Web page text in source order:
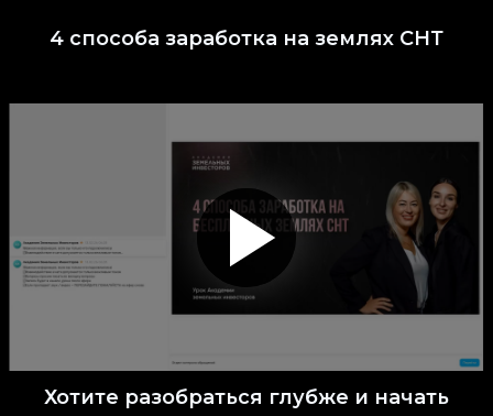
4 способа заработка на землях СНТ
Хотите разобраться глубже и начать